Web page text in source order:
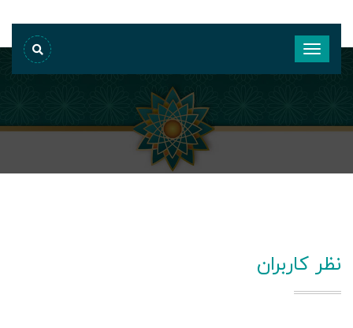
نظر کاربران